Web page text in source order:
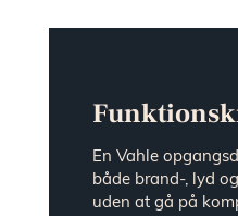
En Vahle
både brand-, lyd
uden at gå på